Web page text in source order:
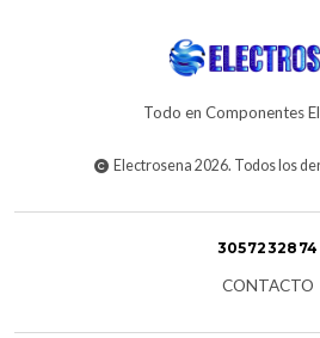
Todo en Componentes
Electrosena 2026. Todos los
3057232874
CONTACTO